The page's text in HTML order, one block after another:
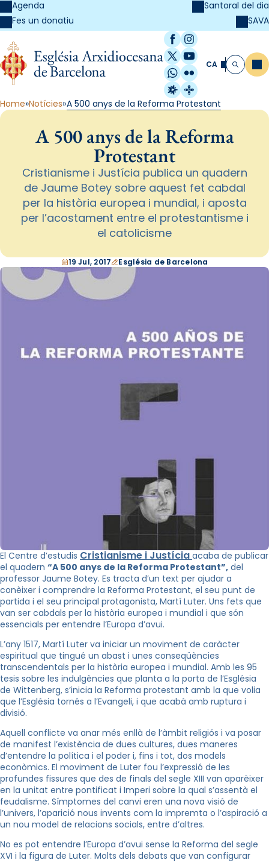
Agenda
Fes un donatiu
Santoral del dia
SAVA
Facebook
Instagram
X / Twitter
YouTube
WhatsApp
Flickr
Radio Estel
Catalunya
CA Cerca
Home Notícies A 500 anys de la Reforma Protestant
A 500 anys de la Reforma
Protestant
Cristianisme i Justícia publica un quadern
de Jaume Botey sobre aquest fet cabdal
per la història europea i mundial, i aposta
per l’acostament entre el protestantisme i
el catolicisme
19 Jul, 2017 Església de Barcelona
El Centre d’estudis Cristianisme i Justícia acaba de publicar
el quadern “A 500 anys de la Reforma Protestant”, del
professor Jaume Botey. Es tracta d’un text per ajudar a
conèixer i comprendre la Reforma Protestant, el seu punt de
partida i el seu principal protagonista, Martí Luter. Uns fets que
van ser cabdals per la història europea i mundial i que són
essencials per entendre l’Europa d’avui.
L’any 1517, Martí Luter va iniciar un moviment de caràcter
espiritual que tingué un abast i unes conseqüències
transcendentals per la història europea i mundial. Amb les 95
tesis sobre les indulgències que planta a la porta de l’Església
de Wittenberg, s’inicia la Reforma protestant amb la que volia
que l’Església tornés a l’Evangeli, i que acabà amb ruptura i
divisió.
Aquell conflicte va anar més enllà de l’àmbit religiós i va posar
de manifest l’existència de dues cultures, dues maneres
d’entendre la política i el poder i, fins i tot, dos models
econòmics. El moviment de Luter fou l’expressió de les
profundes fissures que des de finals del segle XIII van aparèixer
en la unitat entre pontificat i Imperi sobre la qual s’assentà el
feudalisme. Símptomes del canvi eren una nova visió de
l’univers, l’aparició nous invents com la impremta o l’aspiració a
un nou model de relacions socials, entre d’altres.
No es pot entendre l’Europa d’avui sense la Reforma del segle
XVI i la figura de Luter. Molts dels debats que van configurar